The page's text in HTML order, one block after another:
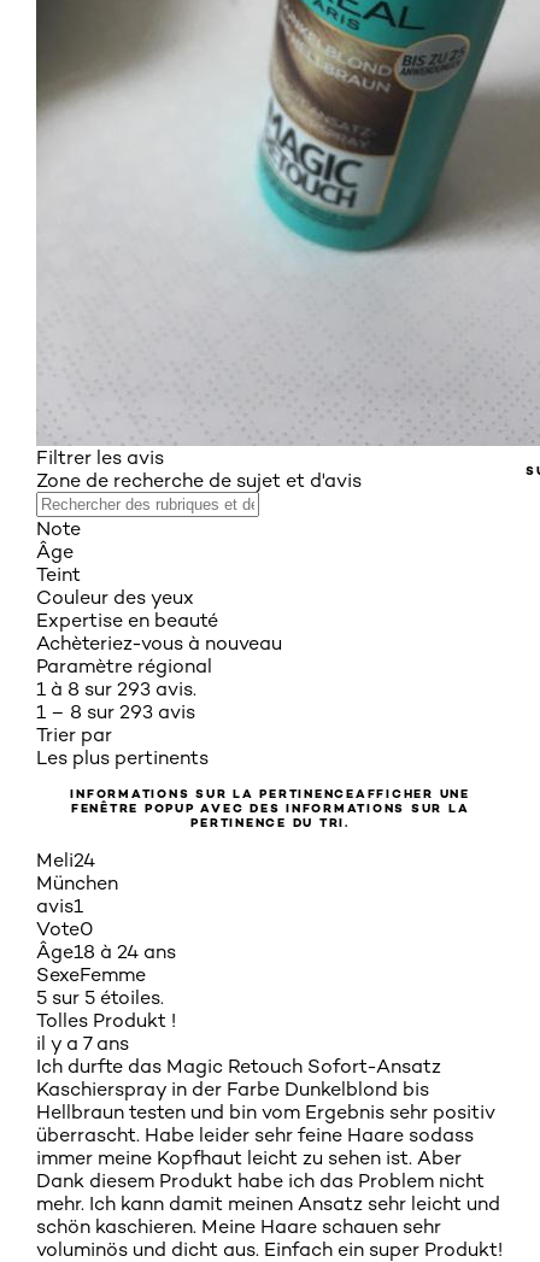
Filtrer les avis
Zone de recherche de sujet et d'avis
Note
Âge
Teint
Couleur des yeux
Expertise en beauté
Achèteriez-vous à nouveau
Paramètre régional
1 à 8 sur 293 avis.
1 – 8 sur 293 avis
Trier par
Les plus pertinents
INFORMATIONS SUR LA PERTINENCEAFFICHER UNE
FENÊTRE POPUP AVEC DES INFORMATIONS SUR LA
PERTINENCE DU TRI.
Meli24
München
avis1
Vote0
Âge18 à 24 ans
SexeFemme
5 sur 5 étoiles.
Tolles Produkt !
il y a 7 ans
Ich durfte das Magic Retouch Sofort-Ansatz
Kaschierspray in der Farbe Dunkelblond bis
Hellbraun testen und bin vom Ergebnis sehr positiv
überrascht. Habe leider sehr feine Haare sodass
immer meine Kopfhaut leicht zu sehen ist. Aber
Dank diesem Produkt habe ich das Problem nicht
mehr. Ich kann damit meinen Ansatz sehr leicht und
schön kaschieren. Meine Haare schauen sehr
voluminös und dicht aus. Einfach ein super Produkt!